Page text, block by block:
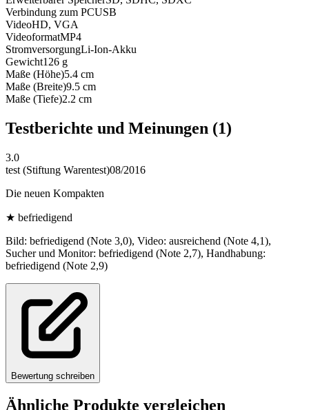
Verbindung zum PCUSB
VideoHD, VGA
VideoformatMP4
StromversorgungLi-Ion-Akku
Gewicht126 g
Maße (Höhe)5.4 cm
Maße (Breite)9.5 cm
Maße (Tiefe)2.2 cm
Testberichte und Meinungen (1)
3.0
test (Stiftung Warentest)08/2016
Die neuen Kompakten
★ befriedigend
Bild: befriedigend (Note 3,0), Video: ausreichend (Note 4,1),
Sucher und Monitor: befriedigend (Note 2,7), Handhabung:
befriedigend (Note 2,9)
Bewertung schreiben
Ähnliche Produkte vergleichen